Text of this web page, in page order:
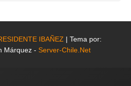
IBAÑEZ | Tema por:
Márquez - Server-Chile.Net